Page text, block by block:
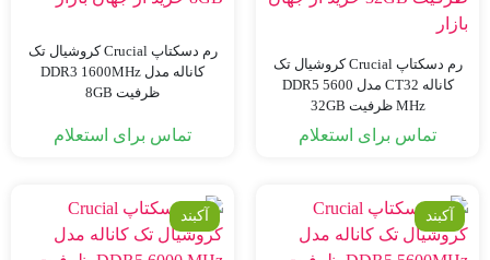
رم دسکتاپ Crucial کروشیال تک
کاناله CT32 مدل DDR5 5600
MHz ظرفیت 32GB
تماس برای استعلام
رم دسکتاپ Crucial کروشیال تک
کاناله مدل DDR3 1600MHz
ظرفیت 8GB
تماس برای استعلام
آکبند آکبند